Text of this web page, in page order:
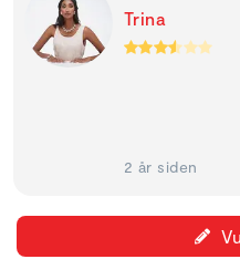
Trina
2 år siden